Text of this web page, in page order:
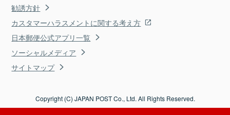
勧誘方針
カスタマーハラスメントに関する考え方
日本郵便公式アプリ一覧
ソーシャルメディア
サイトマップ
Copyright (C) JAPAN POST Co., Ltd. All Rights Reserved.